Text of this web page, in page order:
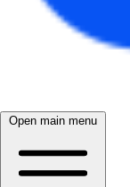
Open main menu